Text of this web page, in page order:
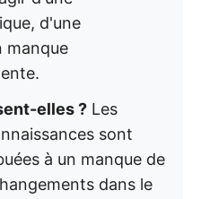
d'une
manque
elles ? Les
sont
à un manque de
dans le